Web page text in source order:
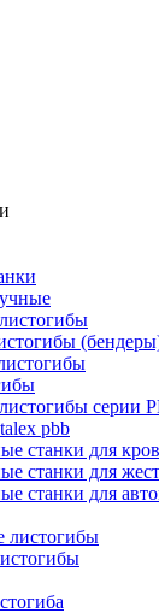
серии
pbb
станки для
станки для
станки для
листогибы